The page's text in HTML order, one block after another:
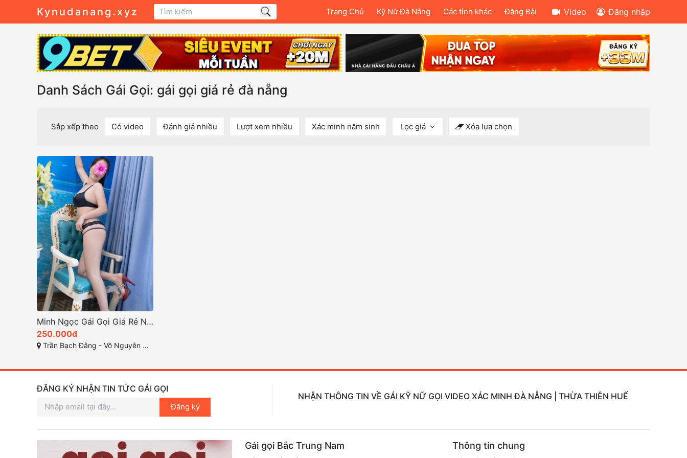
Kynudanang.xyz Trang Chủ Kỹ Nữ Đà Nẵng Các tỉnh khác Đăng Bài Video Đăng nhập
Danh Sách Gái Gọi: gái gọi giá rẻ đà nẵng
Sắp xếp theo Có video Đánh giá nhiều Lượt xem nhiều Xác minh năm sinh Lọc giá Xóa lựa chọn
Minh Ngọc Gái Gọi Giá Rẻ Nguyễn Văn Thoại – Đà Nẵng
250.000đ
Trần Bạch Đằng - Võ Nguyên Giáp - Nguyễn Văn Thoại
ĐĂNG KÝ NHẬN TIN TỨC GÁI GỌI
Đăng ký
NHẬN THÔNG TIN VỀ GÁI KỸ NỮ GỌI VIDEO XÁC MINH ĐÀ NẴNG | THỪA THIÊN HUẾ
Gái gọi Bắc Trung Nam Thông tin chung